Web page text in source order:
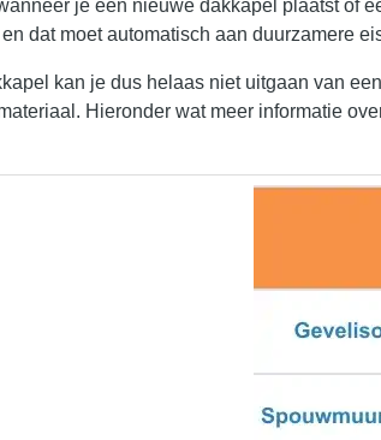
je een nieuwe dakkapel plaatst of
dat moet automatisch aan duurzamere
kan je dus helaas niet uitgaan van
Hieronder wat meer informatie